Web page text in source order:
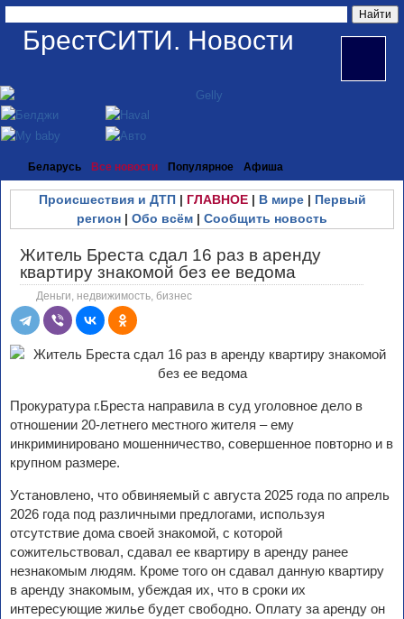
БрестСИТИ. Новости
Беларусь Все новости Популярное Афиша
Происшествия и ДТП| ГЛАВНОЕ| В мире| Первый
регион | Обо всём | Сообщить новость
Житель Бреста сдал 16 раз в аренду
квартиру знакомой без ее ведома
Деньги, недвижимость, бизнес
Прокуратура г.Бреста направила в суд уголовное дело в
отношении 20-летнего местного жителя – ему
инкриминировано мошенничество, совершенное повторно и в
крупном размере.
Установлено, что обвиняемый с августа 2025 года по апрель
2026 года под различными предлогами, используя
отсутствие дома своей знакомой, с которой
сожительствовал, сдавал ее квартиру в аренду ранее
незнакомым людям. Кроме того он сдавал данную квартиру
в аренду знакомым, убеждая их, что в сроки их
интересующие жилье будет свободно. Оплату за аренду он